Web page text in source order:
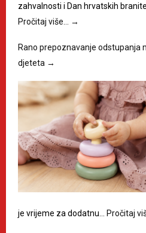
zahvalnosti i Dan hrvatskih
Pročitaj više…
→
Rano prepoznavanje odstupanja
djeteta →
je vrijeme za dodatnu… Pročitaj